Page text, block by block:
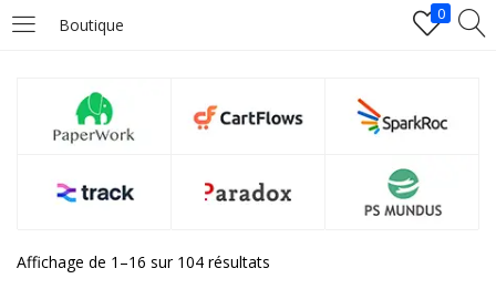
Boutique
0
Enter your username and password to login.
Affichage de 1–16 sur 104 résultats